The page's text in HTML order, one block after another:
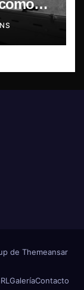
de Themeansar
GaleríaContacto